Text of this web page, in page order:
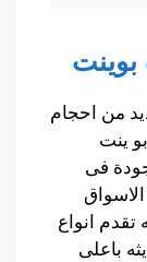
من احجام
ينت
جودة فى
انواع
باعلى